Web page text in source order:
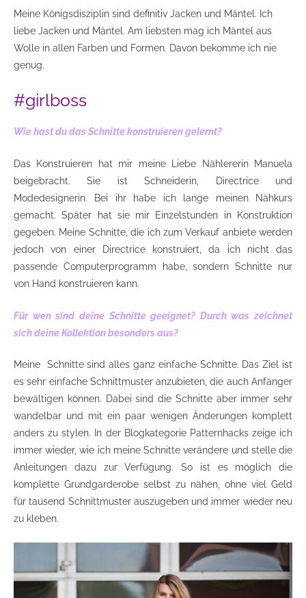
Meine Königsdisziplin sind definitiv Jacken und Mäntel. Ich
liebe Jacken und Mäntel. Am liebsten mag ich Mäntel aus
Wolle in allen Farben und Formen. Davon bekomme ich nie
genug.
#girlboss
Wie hast du das Schnitte konstruieren gelernt?
Das Konstruieren hat mir meine Liebe Nählererin Manuela
beigebracht. Sie ist Schneiderin, Directrice und
Modedesignerin. Bei ihr habe ich lange meinen Nähkurs
gemacht. Später hat sie mir Einzelstunden in Konstruktion
gegeben. Meine Schnitte, die ich zum Verkauf anbiete werden
jedoch von einer Directrice konstruiert, da ich nicht das
passende Computerprogramm habe, sondern Schnitte nur
von Hand konstruieren kann.
Für wen sind deine Schnitte geeignet? Durch was zeichnet
sich deine Kollektion besonders aus?
Meine Schnitte sind alles ganz einfache Schnitte. Das Ziel ist
es sehr einfache Schnittmuster anzubieten, die auch Anfänger
bewältigen können. Dabei sind die Schnitte aber immer sehr
wandelbar und mit ein paar wenigen Änderungen komplett
anders zu stylen. In der Blogkategorie Patternhacks zeige ich
immer wieder, wie ich meine Schnitte verändere und stelle die
Anleitungen dazu zur Verfügung. So ist es möglich die
komplette Grundgarderobe selbst zu nähen, ohne viel Geld
für tausend Schnittmuster auszugeben und immer wieder neu
zu kleben.